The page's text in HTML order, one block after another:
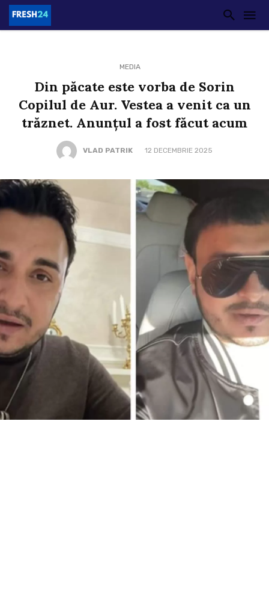
MEDIA
Din păcate este vorba de Sorin
Copilul de Aur. Vestea a venit ca un
trăznet. Anunțul a fost făcut acum
VLAD PATRIK 12 DECEMBRIE 2025